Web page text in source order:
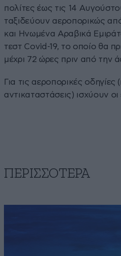
πολίτες έως τις 14
ταξιδεύουν αεροπορικώς
και Ηνωμένα Αραβικά
τεστ Covid-19, το οποίο θα
μέχρι 72 ώρες πριν από την
Για τις αεροπορικές οδηγίες
αντικαταστάσεις) ισχύουν
ΠΕΡΙΣΣΟΤΕΡΑ